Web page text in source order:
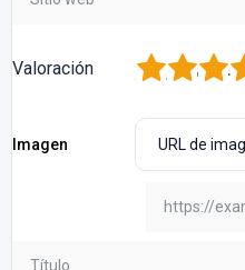
Valoración 4
3
2
Imagen